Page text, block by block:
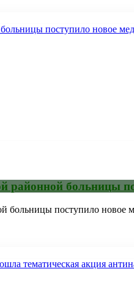
районной больницы
поступило новое